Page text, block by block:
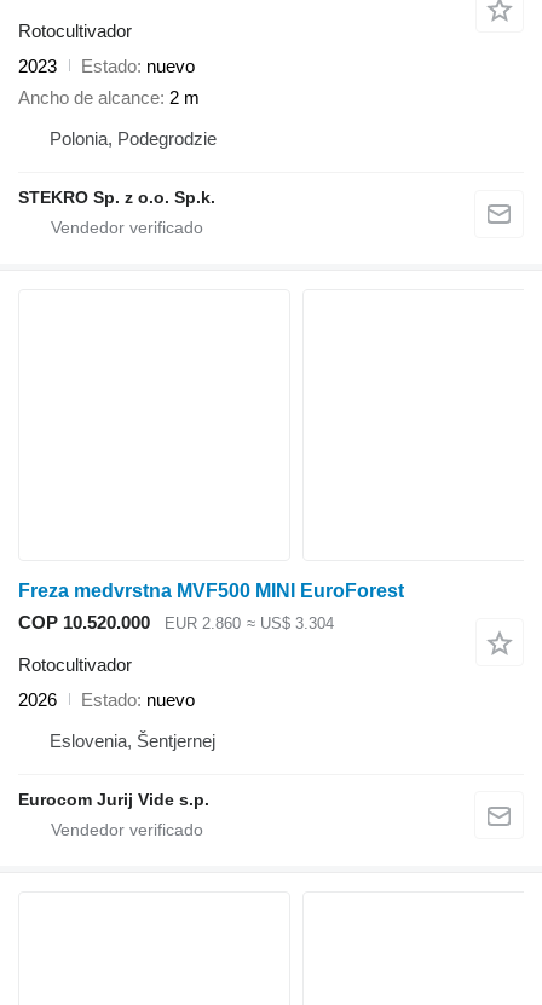
Rotocultivador
2023
Estado nuevo
Ancho de alcance 2 m
Polonia, Podegrodzie
STEKRO Sp. z o.o. Sp.k.
Freza medvrstna MVF500 MINI EuroForest
COP 10.520.000
EUR 2.860 ≈ US$ 3.304
Rotocultivador
2026
Estado nuevo
Eslovenia, Šentjernej
Eurocom Jurij Vide s.p.